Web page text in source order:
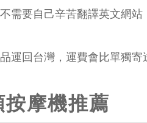
需要自己辛苦翻譯英文網站
運回台灣，運費會比單獨寄
摩機推薦